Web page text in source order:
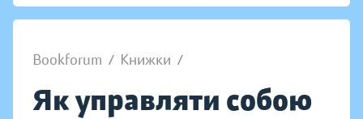
Bookforum / Книжки /
Як управляти собою